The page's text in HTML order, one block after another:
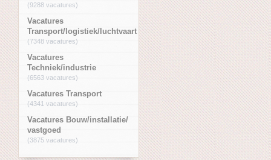
(9288 vacatures)
Vacatures
Transport/logistiek/luchtvaart
(7348 vacatures)
Vacatures
Techniek/industrie
(6563 vacatures)
Vacatures Transport
(4341 vacatures)
Vacatures Bouw/installatie/
vastgoed
(3875 vacatures)